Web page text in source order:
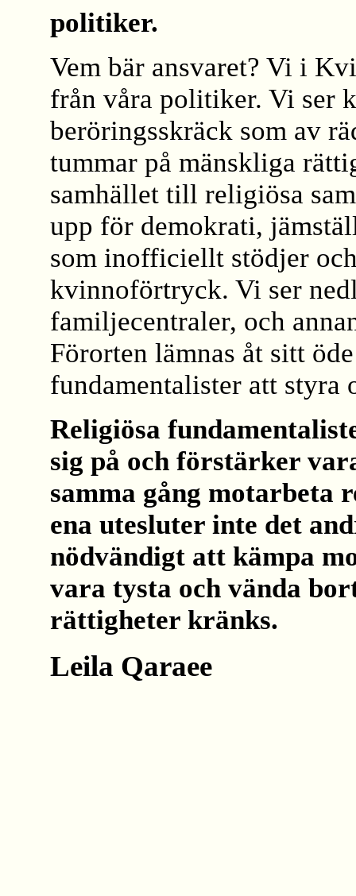
politiker.
Vem bär ansvaret? Vi i
från våra politiker. Vi ser
beröringsskräck som av
tummar på mänskliga
samhället till religiösa
upp för demokrati,
som inofficiellt stödjer
kvinnoförtryck. Vi ser
familjecentraler, och
Förorten lämnas åt sitt
fundamentalister att styra
Religiösa
sig på och förstärker
samma gång motarbeta
ena utesluter inte det
nödvändigt att kämpa
vara tysta och vända
rättigheter kränks.
Leila Qaraee